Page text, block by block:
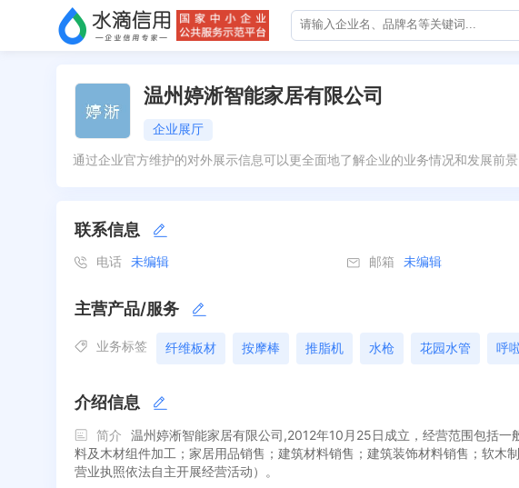
温州婷淅智能家居有限公司
企业展厅
通过企业官方维护的对外展示信息可以更全面地了解企业的业务情况和发展前
联系信息
电话 未编辑 邮箱 未编辑
主营产品/服务
业务标签 纤维板材 按摩棒 推脂机 水枪 花园水管 呼
介绍信息
简介
温州婷淅智能家居有限公司,2012年10月25日成立，经营范围包括
料及木材组件加工；家居用品销售；建筑材料销售；建筑装饰材料销售；软
营业执照依法自主开展经营活动）。